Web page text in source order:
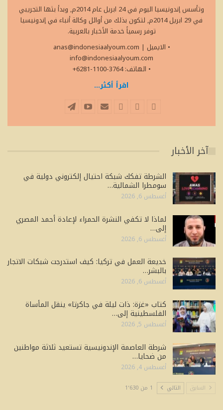
وتأسس إندونيسيا اليوم في 24 ابريل عام 2014م, وبدأ بثها التجريبي
في 29 ابريل 2014م, لتكون بذلك من أوائل وكالة أنباء في إندونيسيا
توفر رسمياً خدمة الأخبار بالعربية.
• الايميل
anas@indonesiaalyoum.com |
info@indonesiaalyoum.com
• الهاتف: 3764-1100-6281+
اقرأ أكثر...
آخر الأخبار
الشرطة تفكك شبكة احتيال إلكتروني دولية في
سومطرا الشمالية…
أغسطس 6, 2026
لماذا لا تكفي النشرة الحمراء لإعادة أحمد المصري
إلى…
أغسطس 6, 2026
خديعة العمل في تركيا: كيف استدرجت شبكات الاتجار
بالبشر…
أغسطس 6, 2026
كتاب «غزة: ذات ليلة في جاكرتا» ينقل المأساة
الفلسطينية إلى…
أغسطس 5, 2026
شرطة العاصمة الإندونيسية تستعيد ثلاثة مواطنين
من ضحايا…
أغسطس 4, 2026
السابق التالي 1 من 1٬630